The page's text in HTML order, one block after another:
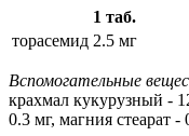
1 таб.
торасемид 2.5 мг
Вспомогательные
крахмал кукурузный -
0.3 мг, магния стеарат -